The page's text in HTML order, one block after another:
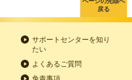
戻る
サポートセンターを知り
たい
よくあるご質問